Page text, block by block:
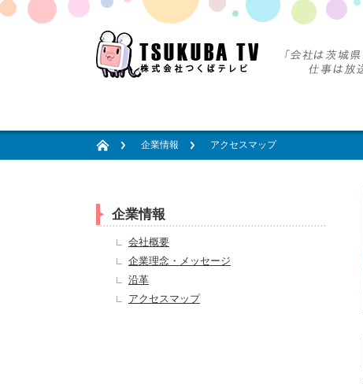
企業情報 アクセスマップ
企業情報
会社概要
企業理念・メッセージ
沿革
アクセスマップ